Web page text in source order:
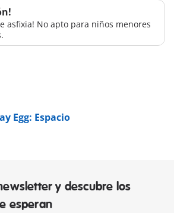
Egg: Espacio
asfixia! No apto para niños menores
y descubre los
esperan